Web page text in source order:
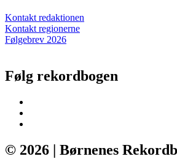
Kontakt redaktionen
Kontakt regionerne
Følgebrev 2026
Følg rekordbogen
© 2026 | Børnenes